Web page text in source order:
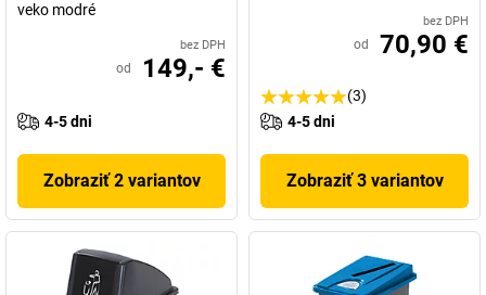
veko modré
bez DPH
od 149,- €
4-5 dni
Zobraziť 2 variantov
bez DPH
od 70,90 €
(3)
4-5 dni
Zobraziť 3 variantov